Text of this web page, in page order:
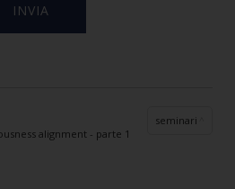
alignment - parte 1
seminari